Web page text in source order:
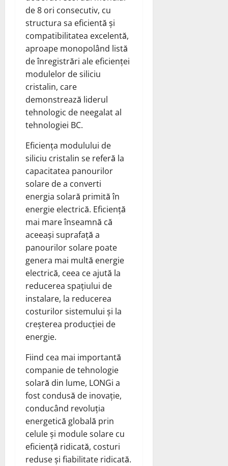
de 8 ori consecutiv, cu
structura sa eficientă și
compatibilitatea excelentă,
aproape monopolând listă
de înregistrări ale eficienței
modulelor de siliciu
cristalin, care
demonstrează liderul
tehnologic de neegalat al
tehnologiei BC.
Eficiența modulului de
siliciu cristalin se referă la
capacitatea panourilor
solare de a converti
energia solară primită în
energie electrică. Eficiență
mai mare înseamnă că
aceeași suprafață a
panourilor solare poate
genera mai multă energie
electrică, ceea ce ajută la
reducerea spațiului de
instalare, la reducerea
costurilor sistemului și la
creșterea producției de
energie.
Fiind cea mai importantă
companie de tehnologie
solară din lume, LONGi a
fost condusă de inovație,
conducând revoluția
energetică globală prin
celule și module solare cu
eficiență ridicată, costuri
reduse și fiabilitate ridicată.